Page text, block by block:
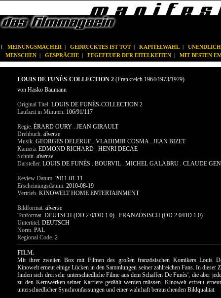
[ MEINUNGSMACHER | GEDRUCKTES IST TOT| KAPITELWAHL |
MENSCHEN | GESPRÄCHE | FEGEFEUER DER EITELKEITEN | MIT BESTEN
LOUIS DE FUNÈS-COLLECTION 2 (Frankreich 1964/1973/1979)
von Hasko Baumann
Original Titel. LOUIS DE FUNÈS-COLLECTION 2
Laufzeit in Minuten. 106/91/117
Regie. ÉRARD OURY . JEAN GIRAULT
Drehbuch. diverse
Musik. GEORGES DELERUE . VLADIMIR COSMA . JEAN BIZET
Kamera. EDMOND RICHARD . HENRI DECAE
Schnitt. diverse
Darsteller. LOUIS DE FUNÈS . BOURVIL . MICHEL GALABRU . CLAUDE
Review Datum. 2011-01-11
Erscheinungsdatum. 2010-08-19
Vertrieb. KINOWELT HOME ENTERTAINMENT
Bildformat. diverse
Tonformat. DEUTSCH (DD 2.0/DD 1.0) . FRANZÖSISCH (DD 2.0/DD 1.0)
Untertitel. DEUTSCH
Norm. PAL
Regional Code. 2
FILM.
Mit ihrer zweiten Box mit Filmen des großen französischen Komikers Louis
Kinowelt erneut einige Lücken in den Sammlungen seiner zahlreichen Fans. In dieser
finden sich drei sehr unterschiedliche Filme aus dem Schaffen De Funès', die aber
zu den Kernwerken seiner Karriere gezählt werden müssen. Kinowelt erfreut
unterschiedlicher Synchronfassungen und einer wahrhaft berauschenden Bildqualität.